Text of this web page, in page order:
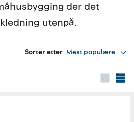
der det
utenpå.
Sorter etter Mest populære